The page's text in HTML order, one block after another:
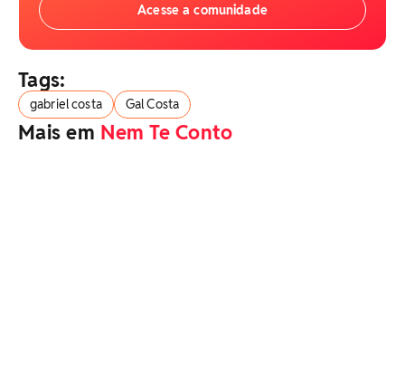
Acesse a comunidade
Tags:
gabriel costa Gal Costa
Mais em Nem Te Conto